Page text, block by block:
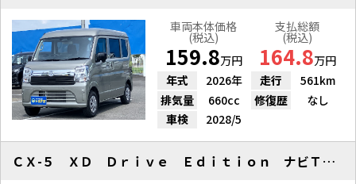
車両本体価格
(税込)
159.8万円
支払総額
(税込)
164.8万円
年式
2026年 走行
561km
排気量
660cc 修復歴
なし
車検
2028/5
ＣＸ-５ ＸＤ Ｄｒｉｖｅ Ｅｄｉｔｉｏｎ ナビＴＶ ３６０度Ｍ